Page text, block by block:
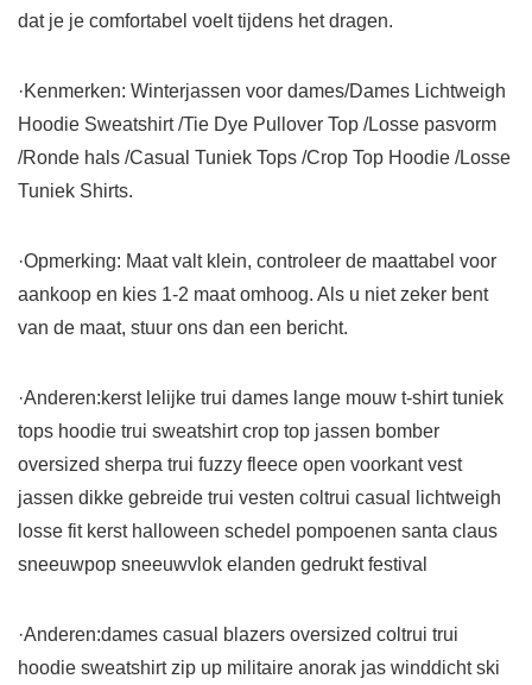
dat je je comfortabel voelt tijdens het dragen.
·Kenmerken: Winterjassen voor dames/Dames Lichtweigh
Hoodie Sweatshirt /Tie Dye Pullover Top /Losse pasvorm
/Ronde hals /Casual Tuniek Tops /Crop Top Hoodie /Losse
Tuniek Shirts.
·Opmerking: Maat valt klein, controleer de maattabel voor
aankoop en kies 1-2 maat omhoog. Als u niet zeker bent
van de maat, stuur ons dan een bericht.
·Anderen:kerst lelijke trui dames lange mouw t-shirt tuniek
tops hoodie trui sweatshirt crop top jassen bomber
oversized sherpa trui fuzzy fleece open voorkant vest
jassen dikke gebreide trui vesten coltrui casual lichtweigh
losse fit kerst halloween schedel pompoenen santa claus
sneeuwpop sneeuwvlok elanden gedrukt festival
·Anderen:dames casual blazers oversized coltrui trui
hoodie sweatshirt zip up militaire anorak jas winddicht ski